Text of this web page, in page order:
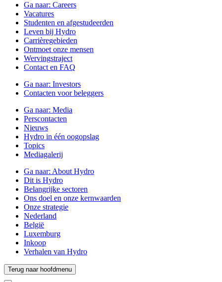
Ga naar: Careers
Vacatures
Studenten en afgestudeerden
Leven bij Hydro
Carrièregebieden
Ontmoet onze mensen
Wervingstraject
Contact en FAQ
Ga naar: Investors
Contacten voor beleggers
Ga naar: Media
Perscontacten
Nieuws
Hydro in één oogopslag
Topics
Mediagalerij
Ga naar: About Hydro
Dit is Hydro
Belangrijke sectoren
Ons doel en onze kernwaarden
Onze strategie
Nederland
België
Luxemburg
Inkoop
Verhalen van Hydro
Terug naar hoofdmenu